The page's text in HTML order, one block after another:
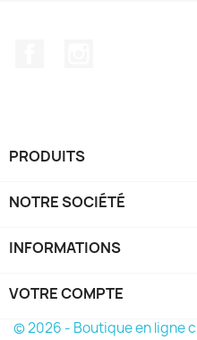
PRODUITS
NOTRE SOCIÉTÉ
INFORMATIONS
VOTRE COMPTE
© 2026 - Boutique en ligne